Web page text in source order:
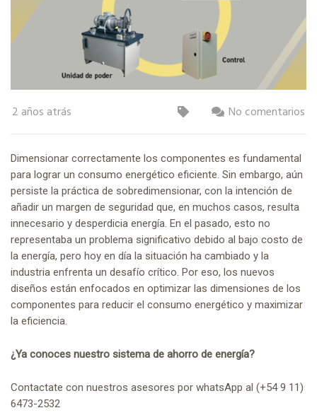
2 años atrás No comentarios
Dimensionar correctamente los componentes es fundamental
para lograr un consumo energético eficiente. Sin embargo, aún
persiste la práctica de sobredimensionar, con la intención de
añadir un margen de seguridad que, en muchos casos, resulta
innecesario y desperdicia energía. En el pasado, esto no
representaba un problema significativo debido al bajo costo de
la energía, pero hoy en día la situación ha cambiado y la
industria enfrenta un desafío crítico. Por eso, los nuevos
diseños están enfocados en optimizar las dimensiones de los
componentes para reducir el consumo energético y maximizar
la eficiencia.
¿Ya conoces nuestro sistema de ahorro de energía?
Contactate con nuestros asesores por whatsApp al (+54 9 11)
6473-2532